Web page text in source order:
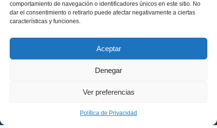
comportamiento de navegación o identificadores únicos en este sitio. No
dar el consentimiento o retirarlo puede afectar negativamente a ciertas
características y funciones.
Aceptar
Denegar
Ver preferencias
Política de Privacidad
Política de Privacidad
Términos y Condiciones
He leído y acepto la
Solicite un presupuesto
Solicite un presupuesto